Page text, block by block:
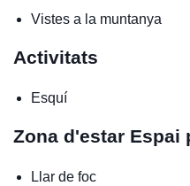
Vistes a la muntanya
Activitats
Esquí
Zona d'estar Espai
Llar de foc